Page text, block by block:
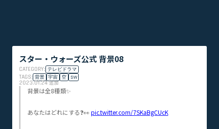
スター・ウォーズ公式 背景08
CATEGORY: テレビドラマ
TAGS: 背景 宇宙 空 SW
2023.01.24追加
背景は全8種類✨
あなたはどれにする❓👀pic.twitter.com/7SKaBgCUcK